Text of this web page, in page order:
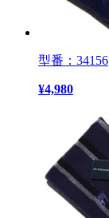
型番：34156
¥4,980